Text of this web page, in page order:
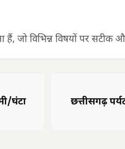
जो विभिन्न विषयों पर सटीक
घंटा
छत्तीसगढ़